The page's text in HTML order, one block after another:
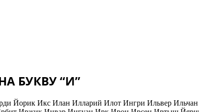
БУКВУ “И”
Йорик Икс Илан Илларий Илот Ингри Ильвер